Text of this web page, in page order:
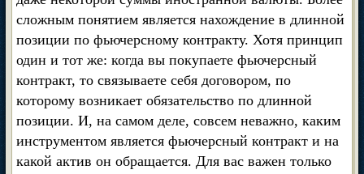
сложным понятием является нахождение в длинной
позиции по фьючерсному контракту. Хотя принцип
один и тот же: когда вы покупаете фьючерсный
контракт, то связываете себя договором, по
которому возникает обязательство по длинной
позиции. И, на самом деле, совсем неважно, каким
инструментом является фьючерсный контракт и на
какой актив он обращается. Для вас важен только